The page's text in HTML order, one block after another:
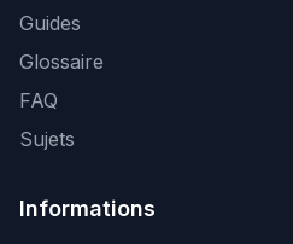
Guides
Glossaire
FAQ
Sujets
Informations